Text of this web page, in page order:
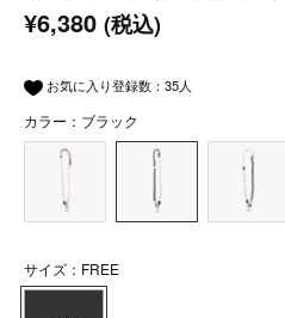
¥6,380 (税込)
お気に入り登録数： 35人
カラー：ブラック
サイズ：FREE